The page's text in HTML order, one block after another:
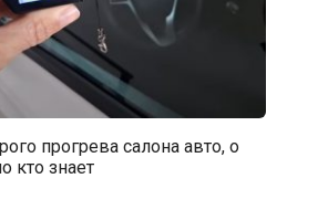
прогрева салона авто, о
кто знает